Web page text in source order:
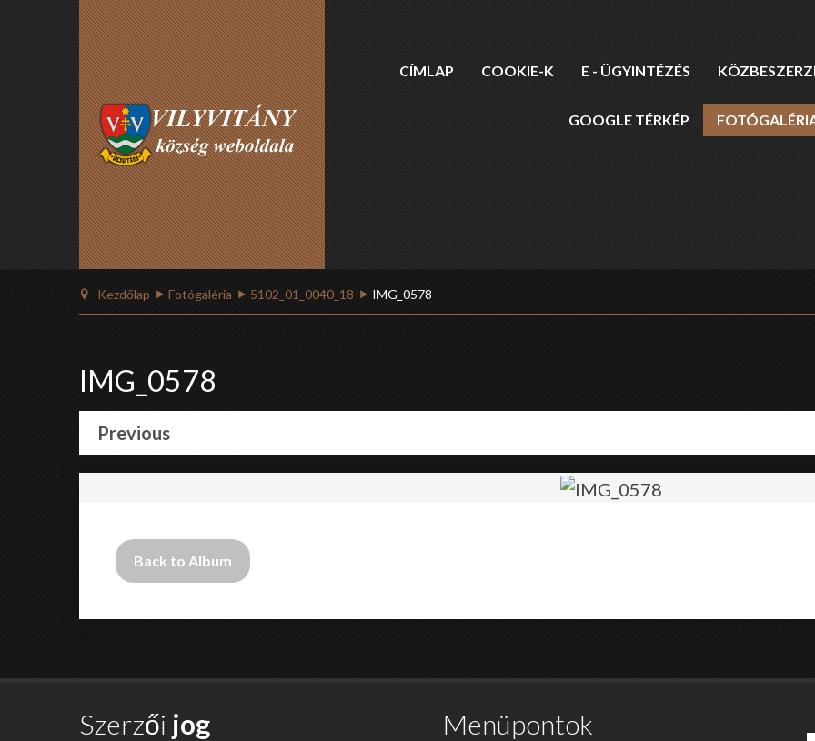
CÍMLAP COOKIE-K E - ÜGYINTÉZÉS
GOOGLE TÉRKÉP
Kezdőlap Fotógaléria 5102_01_0040_18 IMG_0578
IMG_0578
Previous
Back to Album
Szerzői jog Menüpontok